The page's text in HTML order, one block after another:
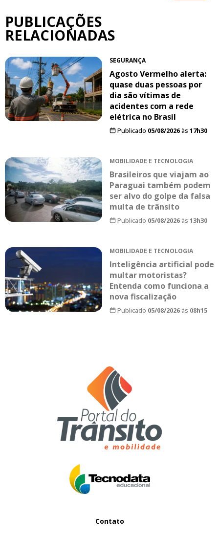
PUBLICAÇÕES
RELACIONADAS
SEGURANÇA
Agosto Vermelho alerta:
quase duas pessoas por
dia são vítimas de
acidentes com a rede
elétrica no Brasil
Publicado 05/08/2026às 17h30
MOBILIDADE E TECNOLOGIA
Brasileiros que viajam ao
Paraguai também podem
ser alvo do golpe da falsa
multa de trânsito
Publicado 05/08/2026às 13h30
MOBILIDADE E TECNOLOGIA
Inteligência artificial pode
multar motoristas?
Entenda como funciona a
nova fiscalização
Publicado 05/08/2026às 08h15
Contato